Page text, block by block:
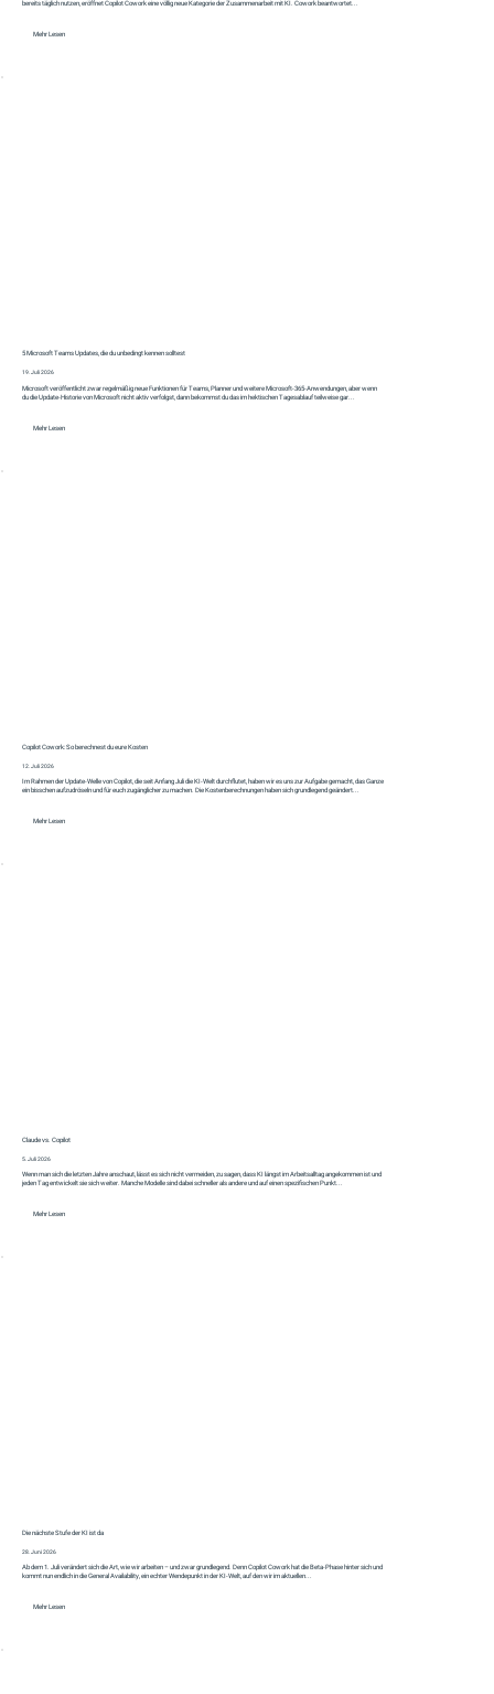
bereits täglich nutzen, eröffnet Copilot Cowork eine völlig neue Kategorie der Zusammenarbeit mit KI. Cowork beantwortet...
Mehr Lesen
5 Microsoft Teams Updates, die du unbedingt kennen solltest
19. Juli 2026
Microsoft veröffentlicht zwar regelmäßig neue Funktionen für Teams, Planner und weitere Microsoft-365-Anwendungen, aber wenn
du die Update-Historie von Microsoft nicht aktiv verfolgst, dann bekommst du das im hektischen Tagesablauf teilweise gar...
Mehr Lesen
Copilot Cowork: So berechnest du eure Kosten
12. Juli 2026
Im Rahmen der Update-Welle von Copilot, die seit Anfang Juli die KI-Welt durchflutet, haben wir es uns zur Aufgabe gemacht, das Ganze
ein bisschen aufzudröseln und für euch zugänglicher zu machen. Die Kostenberechnungen haben sich grundlegend geändert...
Mehr Lesen
Claude vs. Copilot
5. Juli 2026
Wenn man sich die letzten Jahre anschaut, lässt es sich nicht vermeiden, zu sagen, dass KI längst im Arbeitsalltag angekommen ist und
jeden Tag entwickelt sie sich weiter. Manche Modelle sind dabei schneller als andere und auf einen spezifischen Punkt...
Mehr Lesen
Die nächste Stufe der KI ist da
28. Juni 2026
Ab dem 1. Juli verändert sich die Art, wie wir arbeiten – und zwar grundlegend. Denn Copilot Cowork hat die Beta-Phase hinter sich und
kommt nun endlich in die General Availability, ein echter Wendepunkt in der KI-Welt, auf den wir im aktuellen...
Mehr Lesen